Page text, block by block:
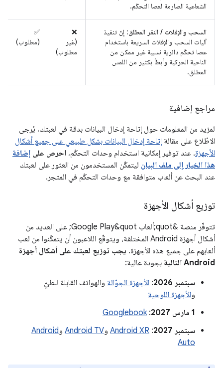
الشعاعية الصارمة لعصا التحكّم.
السحب والإفلات / النقر المطلق : إنّ تنفيذ
آليات السحب والإفلات السريعة باستخدام
عصا تحكّم دائرية نسبية غير ممكن من
الناحية الحركية وأبطأ بكثير من اللمس
المطلق.
‫❌
(غير
مطلوب)
‫✅
(مطلوب)
مراجع إضافية
لمزيد من المعلومات حول إتاحة إدخال البيانات بدقة في لعبتك، يُرجى
الاطّلاع على مقالة إتاحة إدخال البيانات بشكل طبيعي على جميع أشكال
الأجهزة. عند توفير إمكانية استخدام وحدات التحكّم، احرص على إضافة
هذا الخيار إلى ملف البيان ليتمكّن المستخدمون من العثور على لعبتك
عند البحث عن ألعاب متوافقة مع وحدات التحكّم في المتجر.
توزيع أشكال الأجهزة
تتوفّر منصة &quot;ألعاب Google Play&quot; على العديد من
أشكال أجهزة Android المختلفة، ويتوقّع اللاعبون أن يتمكّنوا من لعب
ألعابهم على جميع هذه الأجهزة. يجب توزيع لعبتك على أشكال أجهزة
Android التالية
بجودة عالية:
سبتمبر 2026
: الأجهزة الجوّالة والهواتف القابلة للطيّ
والأجهزة اللوحية
‫1 مارس 2027
:
Googlebook
سبتمبر 2027
:
Android XR وAndroid TV و Android
Auto